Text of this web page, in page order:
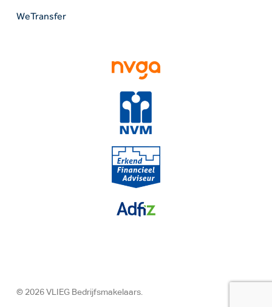
WeTransfer
© 2026 VLIEG Bedrijfsmakelaars.